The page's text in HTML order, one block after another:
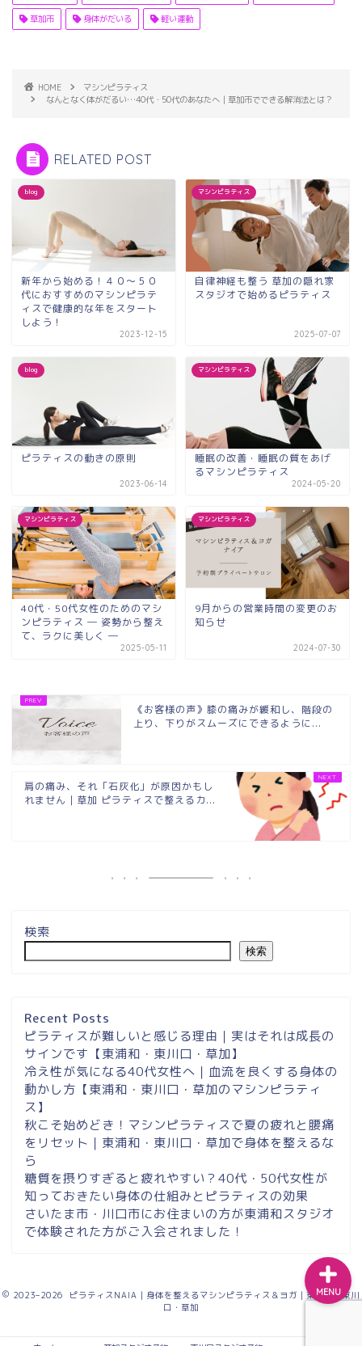
草加市 身体がだいる 軽い運動
HOME
マシンピラティス
なんとなく体がだるい…40代・50代のあなたへ｜草加市でできる解消法とは？
RELATED POST
blog
新年から始める！４０～５０
代におすすめのマシンピラテ
ィスで健康的な年をスタート
しよう！
2023-12-15
マシンピラティス
自律神経も整う 草加の隠れ家
スタジオで始めるピラティス
2025-07-07
blog
ピラティスの動きの原則
2023-06-14
マシンピラティス
睡眠の改善・睡眠の質をあげ
るマシンピラティス
2024-05-20
マシンピラティス
40代・50代女性のためのマシ
ンピラティス ― 姿勢から整え
て、ラクに美しく ―
2025-05-11
マシンピラティス
9月からの営業時間の変更のお
知らせ
2024-07-30
《お客様の声》膝の痛みが緩和し、階段の
上り、下りがスムーズにできるように...
肩の痛み、それ「石灰化」が原因かもし
れません｜草加 ピラティスで整えるカ...
検索
検索
Recent Posts
ピラティスが難しいと感じる理由｜実はそれは成長の
サインです【東浦和・東川口・草加】
冷え性が気になる40代女性へ｜血流を良くする身体の
動かし方【東浦和・東川口・草加のマシンピラティ
ス】
秋こそ始めどき！マシンピラティスで夏の疲れと腰痛
をリセット｜東浦和・東川口・草加で身体を整えるな
ら
糖質を摂りすぎると疲れやすい？40代・50代女性が
知っておきたい身体の仕組みとピラティスの効果
さいたま市・川口市にお住まいの方が東浦和スタジオ
で体験された方がご入会されました！
2023–2026 ピラティスNAIA｜身体を整えるマシンピラティス＆ヨガ｜東浦和・東川
口・草加
MENU
内
東浦和スタジオ予約
東浦和｜大人女性のための
マシンピラティススタジオ
Instagram